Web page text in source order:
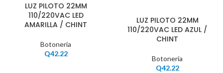
LUZ PILOTO 22MM
110/220VAC LED
AMARILLA / CHINT
Botonería
Q42.22
LUZ PILOTO 22MM
110/220VAC LED AZUL /
CHINT
Botonería
Q42.22